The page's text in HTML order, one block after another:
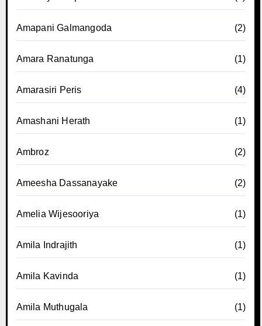
Amapani Galmangoda (2)
Amara Ranatunga (1)
Amarasiri Peris (4)
Amashani Herath (1)
Ambroz (2)
Ameesha Dassanayake (2)
Amelia Wijesooriya (1)
Amila Indrajith (1)
Amila Kavinda (1)
Amila Muthugala (1)